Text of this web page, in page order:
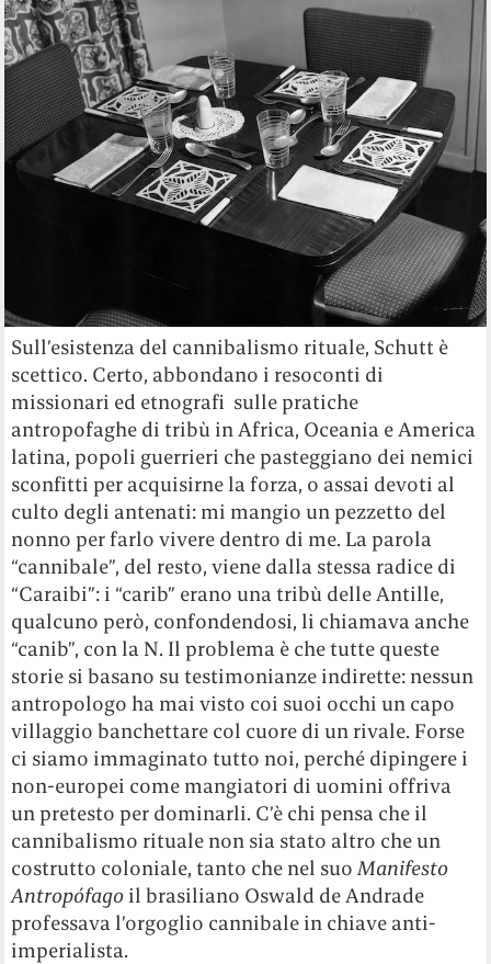
Sull’esistenza del cannibalismo rituale, Schutt è
scettico. Certo, abbondano i resoconti di
missionari ed etnografi sulle pratiche
antropofaghe di tribù in Africa, Oceania e America
latina, popoli guerrieri che pasteggiano dei nemici
sconfitti per acquisirne la forza, o assai devoti al
culto degli antenati: mi mangio un pezzetto del
nonno per farlo vivere dentro di me. La parola
“cannibale”, del resto, viene dalla stessa radice di
“Caraibi”: i “carib” erano una tribù delle Antille,
qualcuno però, confondendosi, li chiamava anche
“canib”, con la N. Il problema è che tutte queste
storie si basano su testimonianze indirette: nessun
antropologo ha mai visto coi suoi occhi un capo
villaggio banchettare col cuore di un rivale. Forse
ci siamo immaginato tutto noi, perché dipingere i
non-europei come mangiatori di uomini offriva
un pretesto per dominarli. C’è chi pensa che il
cannibalismo rituale non sia stato altro che un
costrutto coloniale, tanto che nel suo Manifesto
Antropófago il brasiliano Oswald de Andrade
professava l’orgoglio cannibale in chiave anti-
imperialista.